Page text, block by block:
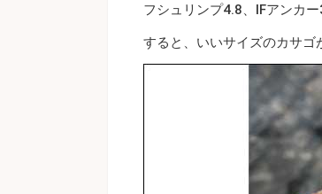
フシュリンプ4.8、IFアンカ
すると、いいサイズのカサゴ